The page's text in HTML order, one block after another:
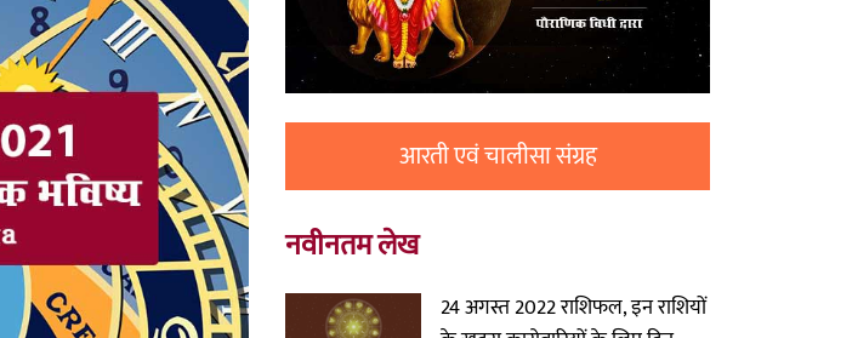
आरती एवं चालीसा संग्रह
नवीनतम लेख
24 अगस्त 2022 राशिफल, इन राशियों